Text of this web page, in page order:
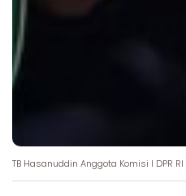
TB Hasanuddin Anggota Komisi I DPR RI